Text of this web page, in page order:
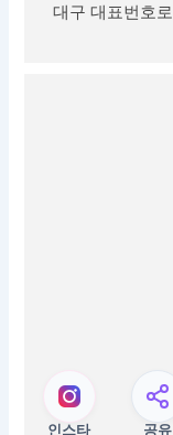
대구 대표번호
인스타 공유